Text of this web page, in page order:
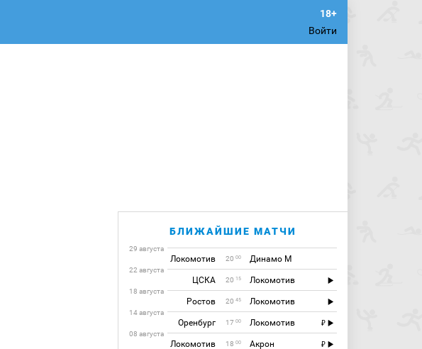
Войти
БЛИЖАЙШИЕ МАТЧИ
29 августа
Локомотив 20 00 Динамо М
22 августа
ЦСКА 20 15 Локомотив
18 августа
Ростов 20 45 Локомотив
14 августа
Оренбург 17 00 Локомотив
08 августа
Локомотив 18 00 Акрон